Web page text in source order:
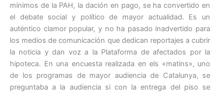
mínimos de la PAH, la dación en pago, se ha convertido en
el debate social y político de mayor actualidad. Es un
auténtico clamor popular, y no ha pasado inadvertido para
los medios de comunicación que dedican reportajes a cubrir
la noticia y dan voz a la Plataforma de afectados por la
hipoteca. En una encuesta realizada en els «matins», uno
de los programas de mayor audiencia de Catalunya, se
preguntaba a la audiencia si con la entrega del piso se